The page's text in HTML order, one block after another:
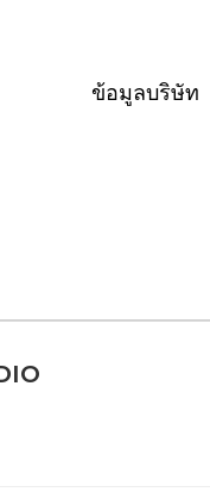
ข้อมูลบริษัท